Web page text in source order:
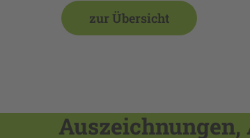
zur Übersicht